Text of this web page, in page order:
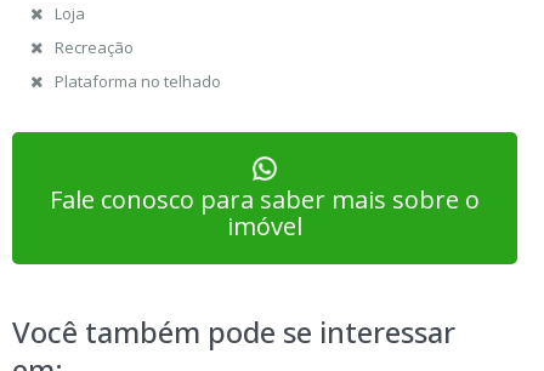
Loja
Recreação
Plataforma no telhado
Fale conosco para saber mais sobre o
imóvel
Você também pode se interessar